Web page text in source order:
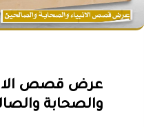
عرض قصص
والصحابة